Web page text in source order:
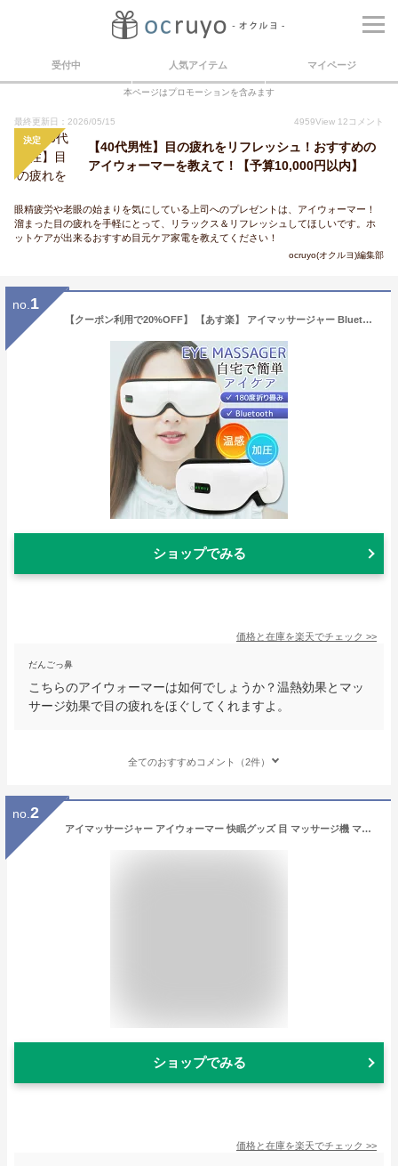
受付中 人気アイテム マイページ
本ページはプロモーションを含みます
最終更新日：2026/05/15 4959View 12 コメント
決定
【40代男性】目の疲れをリフレッシュ！おすすめの
アイウォーマーを教えて！【予算10,000円以内】
眼精疲労や老眼の始まりを気にしている上司へのプレゼントは、アイウォーマー！
溜まった目の疲れを手軽にとって、リラックス＆リフレッシュしてほしいです。ホ
ットケアが出来るおすすめ目元ケア家電を教えてください！
ocruyo(オクルヨ)編集部
no. 1
【クーポン利用で20%OFF】 【あす楽】 アイマッサージャー Bluetooth アイウォーマー 目元 マッサージャー 温熱 眼精疲労 コンパクト ホットアイマスク 疲れ目改善 快眠グッズ 安眠 ストレス解消 美容器 温め機能 音楽機能 通気性 USB充電 折り畳み式 プレゼント ギフト 白
ショップでみる
価格と在庫を楽天でチェック >>
だんごっ鼻
こちらのアイウォーマーは如何でしょうか？温熱効果とマッ
サージ効果で目の疲れをほぐしてくれますよ。
全てのおすすめコメント（2件）
no. 2
アイマッサージャー アイウォーマー 快眠グッズ 目 マッサージ機 マッサージ アイマスク 安眠 目元エステ 目元マッサージャー アイマスクホット アイマッサージ 目元ケア 保湿 目の疲れ グッズ プレゼント 睡眠 目の下のたるみ 美顔器 眼精疲労 繰り返し使える ドライアイ
ショップでみる
価格と在庫を楽天でチェック >>